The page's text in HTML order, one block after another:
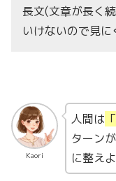
長文(文章が長く
いけないので見に
Kaori
人間は
ターン
に整えよ